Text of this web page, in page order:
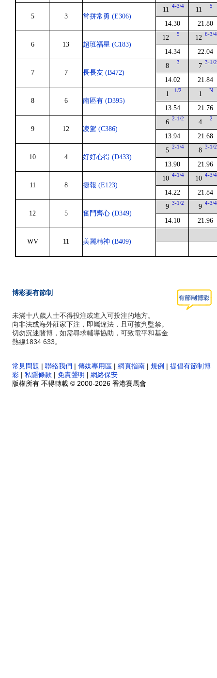
5 3 常拼常勇 (E306)
11 4-3/4
14.30
11 5
21.80
6 13 超班福星 (C183)
12 5
14.34
12 6-3/4
22.04
7 7 長長友 (B472)
8 3
14.02
7 3-1/2
21.84
8 6 南區有 (D395)
1 1/2
13.54
1 N
21.76
9 12 凌駕 (C386)
6 2-1/2
13.94
4 2
21.68
10 4 好好心得 (D433)
5 2-1/4
13.90
8 3-1/2
21.96
11 8 捷報 (E123)
10 4-1/4
14.22
10 4-3/4
21.84
12 5 奮鬥齊心 (D349)
9 3-1/2
14.10
9 4-3/4
21.96
WV 11 美麗精神 (B409)
博彩要有節制
未滿十八歲人士不得投注或進入可投注的地方。
向非法或海外莊家下注，即屬違法，且可被判監禁。
切勿沉迷賭博，如需尋求輔導協助，可致電平和基金
熱線1834 633。
常見問題 | 聯絡我們 | 傳媒專用區 | 網頁指南 | 規例 | 提倡有節制博
彩 | 私隱條款 | 免責聲明 | 網絡保安
版權所有 不得轉載 © 2000-2026 香港賽馬會